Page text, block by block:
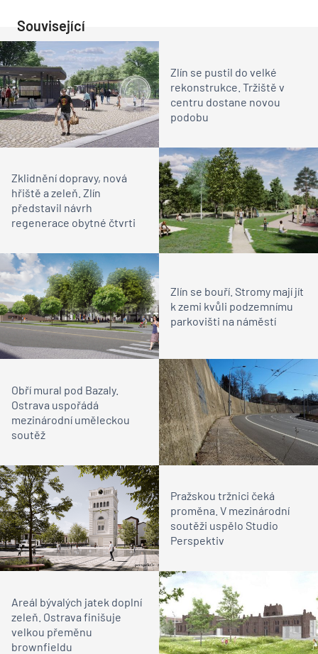
Související
Zlín se pustil do velké
rekonstrukce. Tržiště v
centru dostane novou
podobu
Zklidnění dopravy, nová
hřiště a zeleň. Zlín
představil návrh
regenerace obytné čtvrti
Zlín se bouří. Stromy mají jít
k zemi kvůli podzemnímu
parkovišti na náměstí
Obří mural pod Bazaly.
Ostrava uspořádá
mezinárodní uměleckou
soutěž
Pražskou tržnici čeká
proměna. V mezinárodní
soutěži uspělo Studio
Perspektiv
Areál bývalých jatek doplní
zeleň. Ostrava finišuje
velkou přeměnu
brownfieldu